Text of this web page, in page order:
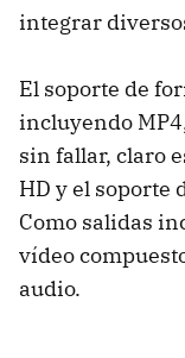
integrar
El soporte de
incluyendo
sin fallar, claro
HD y el soporte
Como salidas
vídeo
audio.